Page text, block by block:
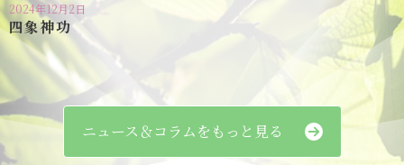
2024年12月2日
四象神功
ニュース＆コラムをもっと見る